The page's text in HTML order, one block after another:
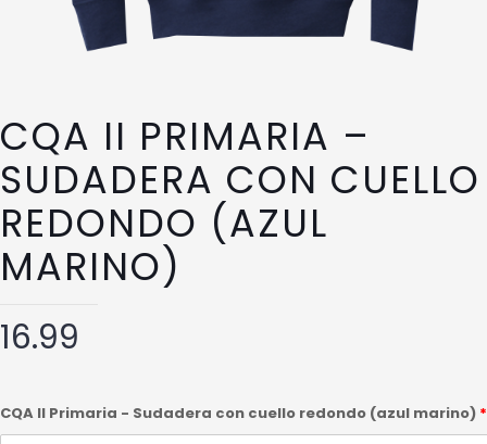
CQA II PRIMARIA –
SUDADERA CON CUELLO
REDONDO (AZUL
MARINO)
16.99
CQA II Primaria - Sudadera con cuello redondo (azul marino)